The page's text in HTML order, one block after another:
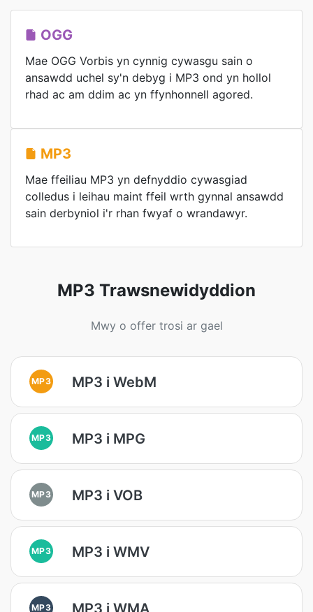
OGG
Mae OGG Vorbis yn cynnig cywasgu sain o
ansawdd uchel sy'n debyg i MP3 ond yn hollol
rhad ac am ddim ac yn ffynhonnell agored.
MP3
Mae ffeiliau MP3 yn defnyddio cywasgiad
colledus i leihau maint ffeil wrth gynnal ansawdd
sain derbyniol i'r rhan fwyaf o wrandawyr.
MP3 Trawsnewidyddion
Mwy o offer trosi ar gael
MP3 MP3 i WebM
MP3 MP3 i MPG
MP3 MP3 i VOB
MP3 MP3 i WMV
MP3 MP3 i WMA